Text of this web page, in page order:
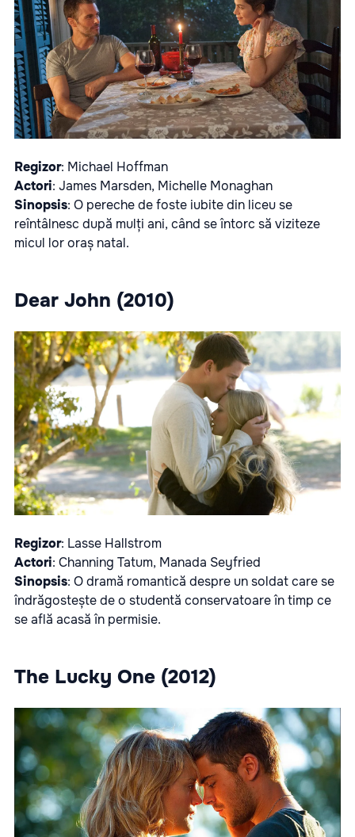
Regizor: Michael Hoffman
Actori: James Marsden, Michelle Monaghan
Sinopsis: O pereche de foste iubite din liceu se
reîntâlnesc după mulți ani, când se întorc să viziteze
micul lor oraș natal.
Dear John (2010)
Regizor: Lasse Hallstrom
Actori: Channing Tatum, Manada Seyfried
Sinopsis: O dramă romantică despre un soldat care se
îndrăgostește de o studentă conservatoare în timp ce
se află acasă în permisie.
The Lucky One (2012)